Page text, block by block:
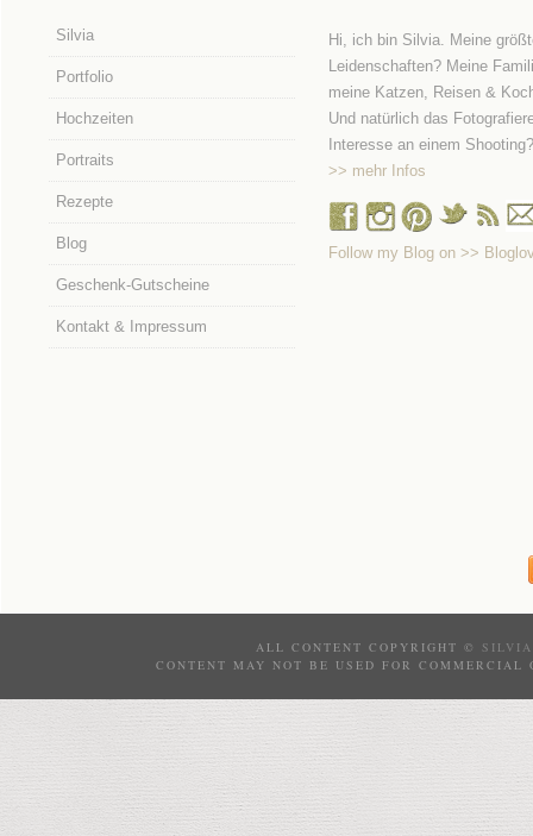
Silvia
Portfolio
Hochzeiten
Portraits
Rezepte
Blog
Geschenk-Gutscheine
Kontakt & Impressum
Hi, ich bin Silvia. Meine
Leidenschaften? Meine
meine Katzen, Reisen &
Und natürlich das
Interesse an einem Shooting?
>> mehr Infos
Follow my Blog on >>
ALL CONTENT COPYRIGHT ©
CONTENT MAY NOT BE USED FOR COMMERCIAL